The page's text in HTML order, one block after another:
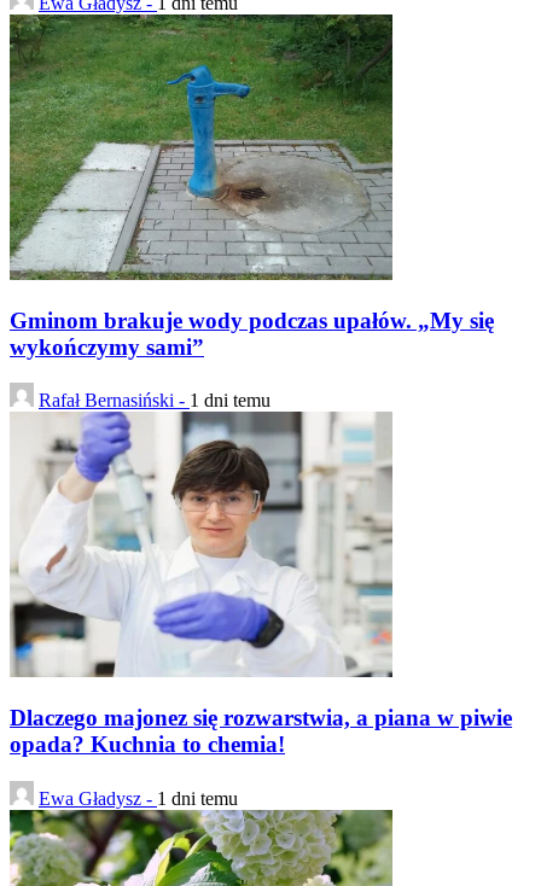
Gminom brakuje wody podczas upałów. „My się
wykończymy sami”
Rafał Bernasiński - 1 dni temu
Dlaczego majonez się rozwarstwia, a piana w piwie
opada? Kuchnia to chemia!
Ewa Gładysz - 1 dni temu